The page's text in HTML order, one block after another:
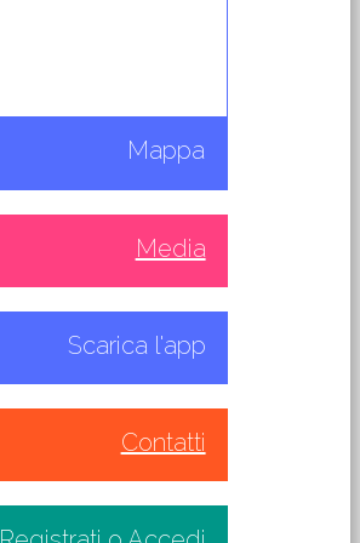
Mappa
Media
Scarica l'app
Contatti